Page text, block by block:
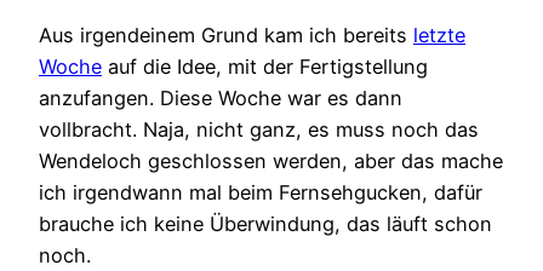
Aus irgendeinem Grund kam ich bereits letzte
Woche auf die Idee, mit der Fertigstellung
anzufangen. Diese Woche war es dann
vollbracht. Naja, nicht ganz, es muss noch das
Wendeloch geschlossen werden, aber das mache
ich irgendwann mal beim Fernsehgucken, dafür
brauche ich keine Überwindung, das läuft schon
noch.